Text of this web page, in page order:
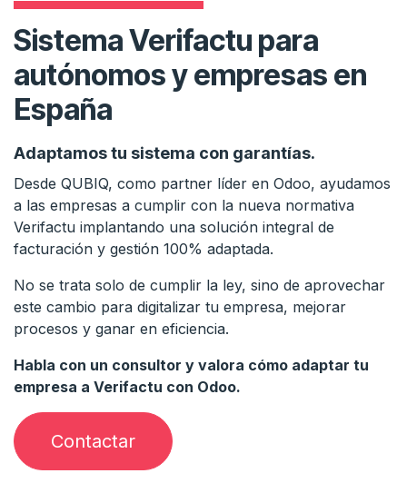
Sistema Verifactu para
autónomos y empresas en
España
Adaptamos tu sistema con garantías.
Desde QUBIQ, como partner líder en Odoo, ayudamos
a las empresas a cumplir con la nueva normativa
Verifactu implantando una solución integral de
facturación y gestión 100% adaptada.
No se trata solo de cumplir la ley, sino de aprovechar
este cambio para digitalizar tu empresa, mejorar
procesos y ganar en eficiencia.
Habla con un consultor y valora cómo adaptar tu
empresa a Verifactu con Odoo.
Contactar